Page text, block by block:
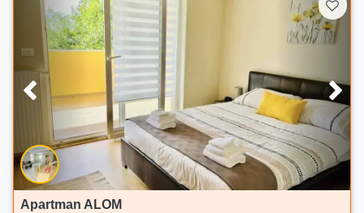
Apartman ALOM